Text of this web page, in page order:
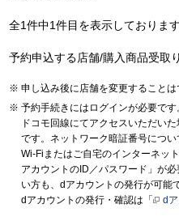
全1件中1件目を表示しておりま
予約申込する店舗/購入商品受取
申し込み後に店舗を変更することは
予約手続きにはログインが必要です
ドコモ回線にてアクセスいただい
です。ネットワーク暗証番号につい
Wi-Fiまたはご自宅のインターネッ
アカウントのID／パスワード」が
い方も、dアカウントの発行が可能
dアカウントの発行・確認は「
d